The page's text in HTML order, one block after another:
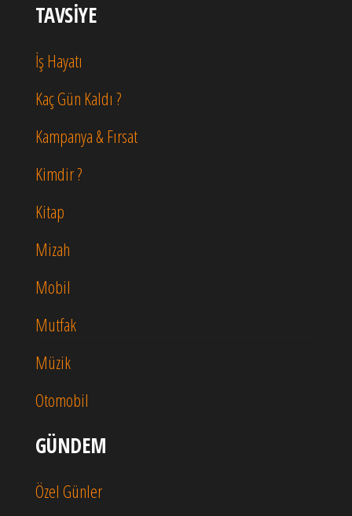
TAVSIYE
İş Hayatı
Kaç Gün Kaldı ?
Kampanya & Fırsat
Kimdir ?
Kitap
Mizah
Mobil
Mutfak
Müzik
Otomobil
GÜNDEM
Özel Günler